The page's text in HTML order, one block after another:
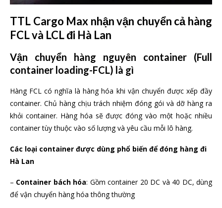
TTL Cargo Max nhận vận chuyển cả hàng
FCL và LCL đi Hà Lan
Vận chuyển hàng nguyên container (Full
container loading-FCL) là gì
Hàng FCL có nghĩa là hàng hóa khi vận chuyển được xếp đầy
container. Chủ hàng chịu trách nhiệm đóng gói và dỡ hàng ra
khỏi container. Hàng hóa sẽ được đóng vào một hoặc nhiều
container tùy thuộc vào số lượng và yêu cầu mỗi lô hàng.
Các loại container được dùng phổ biến để đóng hàng đi
Hà Lan
– Container bách hóa: Gồm container 20 DC và 40 DC, dùng
để vận chuyển hàng hóa thông thường